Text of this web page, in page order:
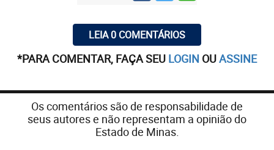
LEIA 0 COMENTÁRIOS
*PARA COMENTAR, FAÇA SEU LOGIN OUASSINE
Os comentários são de responsabilidade de
seus autores e não representam a opinião do
Estado de Minas.